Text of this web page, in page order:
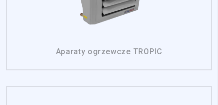
Aparaty ogrzewcze TROPIC